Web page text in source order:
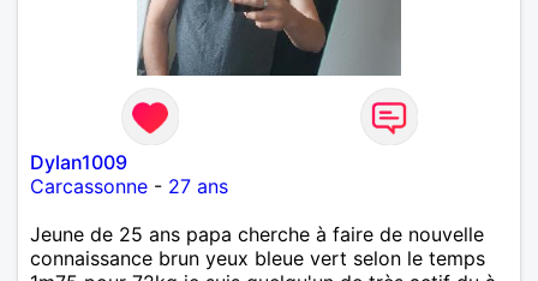
Dylan1009
Carcassonne - 27 ans
Jeune de 25 ans papa cherche à faire de nouvelle
connaissance brun yeux bleue vert selon le temps